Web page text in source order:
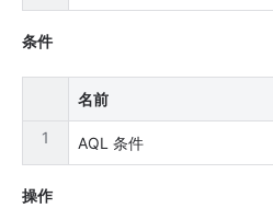
条件
名前
1 AQL 条件
操作